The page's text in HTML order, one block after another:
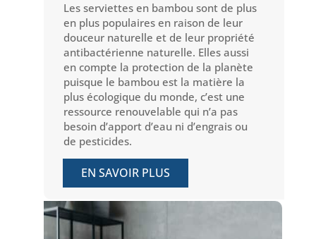
Les serviettes en bambou sont de plus
en plus populaires en raison de leur
douceur naturelle et de leur propriété
antibactérienne naturelle. Elles aussi
en compte la protection de la planète
puisque le bambou est la matière la
plus écologique du monde, c’est une
ressource renouvelable qui n’a pas
besoin d’apport d’eau ni d’engrais ou
de pesticides.
EN SAVOIR PLUS